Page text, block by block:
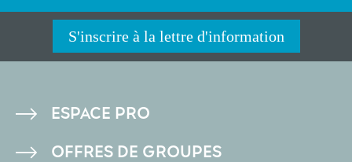
S'inscrire à la lettre d'information
PIED
DE
ESPACE PRO
OFFRES DE GROUPES